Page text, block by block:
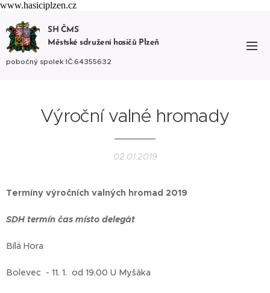
www.hasiciplzen.cz
SH ČMS
Městské sdružení hasičů Plzeň
pobočný spolek IČ:64355632
Výroční valné hromady
02.01.2019
Termíny výročních valných hromad 2019
SDH termín čas místo delegát
Bílá Hora
Bolevec - 11. 1. od 19.00 U Myšáka